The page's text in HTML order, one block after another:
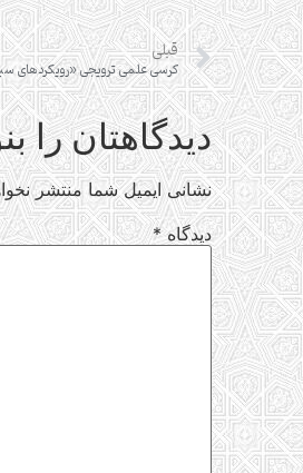
قبلی
کرسی علمی ترویجی «رویکردهای
دیدگاهتان را
نشانی ایمیل شما منتشر
دیدگاه*